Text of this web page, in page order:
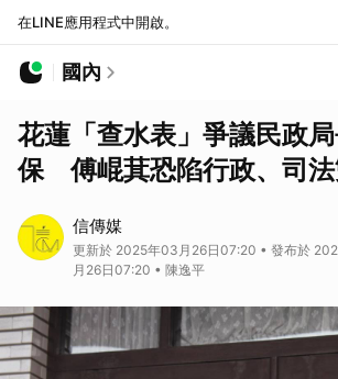
在LINE應用程式中開啟。
國內
花蓮「查水表」爭議民政
保 傅崐萁恐陷行政、司
信傳媒
更新於 2025年03月26日07:20 • 發布於
月26日07:20 • 陳逸平